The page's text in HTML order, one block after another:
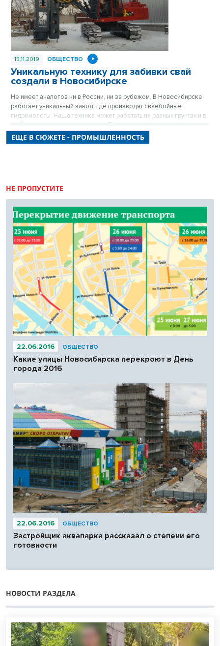
15.11.2019 ОБЩЕСТВО
Уникальную технику для забивки свай
создали в Новосибирске
Не имеет аналогов ни в России, ни за рубежом. В Новосибирске
работает уникальный завод, где производят сваебойные
гидромолоты. Наша техника может работать на разных грунтах и в
любых климатических условиях. При этом стоит дешевле
западной.
ЕЩЕ В СЮЖЕТЕ - ПРОМЫШЛЕННОСТЬ
НЕ ПРОПУСТИТЕ
22.06.2016 ОБЩЕСТВО
Какие улицы Новосибирска перекроют в День
города 2016
22.06.2016 ОБЩЕСТВО
Застройщик аквапарка рассказал о степени его
готовности
НОВОСТИ РАЗДЕЛА